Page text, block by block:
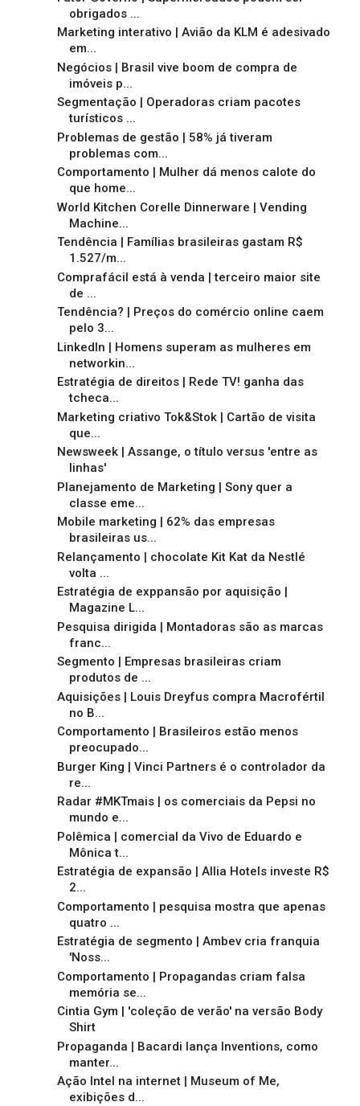
obrigados ...
Marketing interativo | Avião da KLM é adesivado
em...
Negócios | Brasil vive boom de compra de
imóveis p...
Segmentação | Operadoras criam pacotes
turísticos ...
Problemas de gestão | 58% já tiveram
problemas com...
Comportamento | Mulher dá menos calote do
que home...
World Kitchen Corelle Dinnerware | Vending
Machine...
Tendência | Famílias brasileiras gastam R$
1.527/m...
Comprafácil está à venda | terceiro maior site
de ...
Tendência? | Preços do comércio online caem
pelo 3...
LinkedIn | Homens superam as mulheres em
networkin...
Estratégia de direitos | Rede TV! ganha das
tcheca...
Marketing criativo Tok&Stok | Cartão de visita
que...
Newsweek | Assange, o título versus 'entre as
linhas'
Planejamento de Marketing | Sony quer a
classe eme...
Mobile marketing | 62% das empresas
brasileiras us...
Relançamento | chocolate Kit Kat da Nestlé
volta ...
Estratégia de exppansão por aquisição |
Magazine L...
Pesquisa dirigida | Montadoras são as marcas
franc...
Segmento | Empresas brasileiras criam
produtos de ...
Aquisições | Louis Dreyfus compra Macrofértil
no B...
Comportamento | Brasileiros estão menos
preocupado...
Burger King | Vinci Partners é o controlador da
re...
Radar #MKTmais | os comerciais da Pepsi no
mundo e...
Polêmica | comercial da Vivo de Eduardo e
Mônica t...
Estratégia de expansão | Allia Hotels investe R$
2...
Comportamento | pesquisa mostra que apenas
quatro ...
Estratégia de segmento | Ambev cria franquia
'Noss...
Comportamento | Propagandas criam falsa
memória se...
Cintia Gym | 'coleção de verão' na versão Body
Shirt
Propaganda | Bacardi lança Inventions, como
manter...
Ação Intel na internet | Museum of Me,
exibições d...